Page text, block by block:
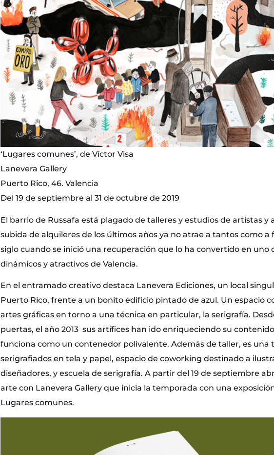
‘Lugares comunes’, de Víctor Visa
Lanevera Gallery
Puerto Rico, 46. Valencia
Del 19 de septiembre al 31 de octubre de 2019
El barrio de Russafa está plagado de talleres y estudios de artistas y
subida de alquileres de los últimos años ya no atrae a tantos como a
siglo cuando se inició una recuperación que lo ha convertido en uno
dinámicos y atractivos de Valencia.
En el entramado creativo destaca Lanevera Ediciones, un local
Puerto Rico, frente a un bonito edificio pintado de azul. Un espacio
artes gráficas en torno a una técnica en particular, la serigrafía.
puertas, el año 2013 sus artífices han ido enriqueciendo su
funciona como un contenedor polivalente. Además de taller, es una
serigrafiados en tela y papel, espacio de coworking destinado a
diseñadores, y escuela de serigrafía. A partir del 19 de septiembre
arte con Lanevera Gallery que inicia la temporada con una
Lugares comunes.